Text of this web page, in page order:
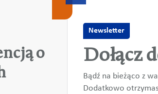
o
Newsletter
Dołącz
Bądź na bieżąco z
Dodatkowo